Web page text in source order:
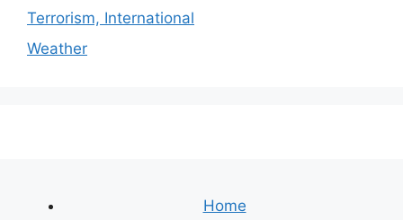
Terrorism, International
Weather
Home